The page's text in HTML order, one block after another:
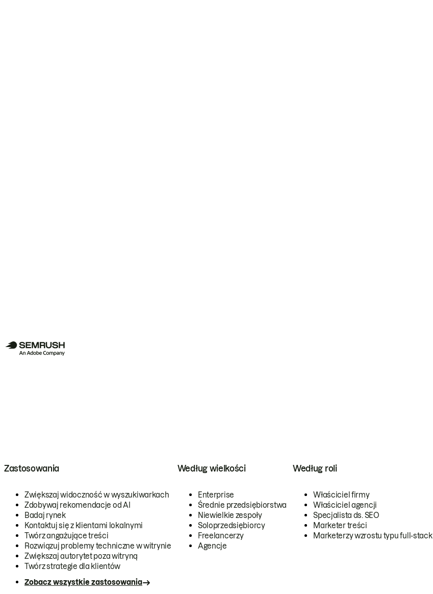
Zastosowania
Zwiększaj widoczność w wyszukiwarkach
Zdobywaj rekomendacje od AI
Badaj rynek
Kontaktuj się z klientami lokalnymi
Twórz angażujące treści
Rozwiązuj problemy techniczne w witrynie
Zwiększaj autorytet poza witryną
Twórz strategie dla klientów
Zobacz wszystkie zastosowania
Według wielkości
Enterprise
Średnie przedsiębiorstwa
Niewielkie zespoły
Soloprzedsiębiorcy
Freelancerzy
Agencje
Według roli
Właściciel firmy
Właściciel agencji
Specjalista ds. SEO
Marketer treści
Marketerzy wzrostu typu full-stack